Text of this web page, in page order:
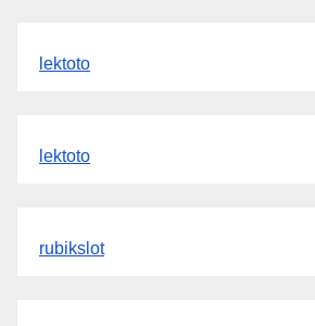
lektoto
lektoto
rubikslot